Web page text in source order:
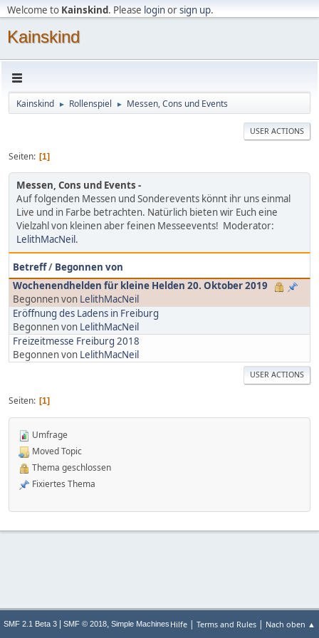
Welcome to Kainskind. Please loginorsign up.
Kainskind
Kainskind ► Rollenspiel ► Messen, Cons und Events
USER ACTIONS
Seiten 1
Messen, Cons und Events
Auf folgenden Messen und Sonderevents könnt ihr uns einmal
Live und in Farbe betrachten. Natürlich bieten wir Euch eine
Vielzahl von kleinen aber feinen Messeevents! Moderator:
LelithMacNeil .
Betreff/ Begonnen von
Wochenendhelden für kleine Helden 20. Oktober 2019
Begonnen von LelithMacNeil
Eröffnung des Ladens in Freiburg
Begonnen von LelithMacNeil
Freizeitmesse Freiburg 2018
Begonnen von LelithMacNeil
USER ACTIONS
Seiten 1
Umfrage
Moved Topic
Thema geschlossen
Fixiertes Thema
Hilfe | Terms and Rules | Nach oben ▲
SMF 2.1 Beta 3 SMF © 2018, Simple Machines